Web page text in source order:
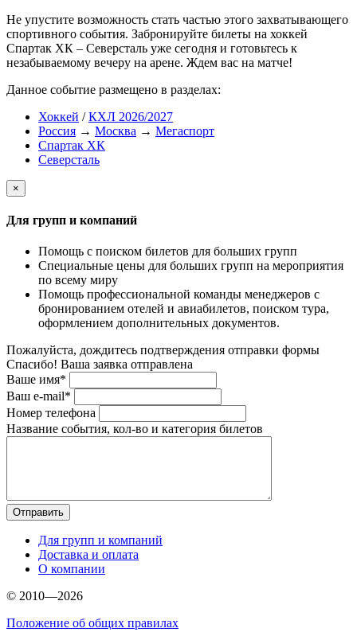
Не упустите возможность стать частью этого захватывающего
спортивного события. Забронируйте билеты на хоккей
Спартак ХК – Северсталь уже сегодня и готовьтесь к
незабываемому вечеру на арене. Ждем вас на матче!
Данное событие размещено в разделах:
Хоккей /КХЛ 2026/2027
Россия → Москва → Мегаспорт
Спартак ХК
Северсталь
×
Для групп и компаний
Помощь с поиском билетов для больших групп
Специальные цены для больших групп на мероприятия
по всему миру
Помощь профессиональной команды менеджеров с
бронированием отелей и авиабилетов, поиском тура,
оформлением дополнительных документов.
Пожалуйста, дождитесь подтверждения отправки формы
Спасибо! Ваша заявка отправлена
Ваше имя*
Ваш e-mail*
Номер телефона
Название события, кол-во и категория билетов
Для групп и компаний
Доставка и оплата
О компании
© 2010—2026
Положение об общих правилах